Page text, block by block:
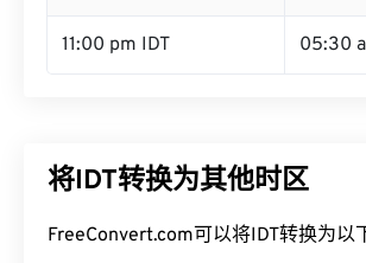
11:00 pm IDT 05:30
将IDT转换为其他时区
FreeConvert.com可以将IDT转换为以